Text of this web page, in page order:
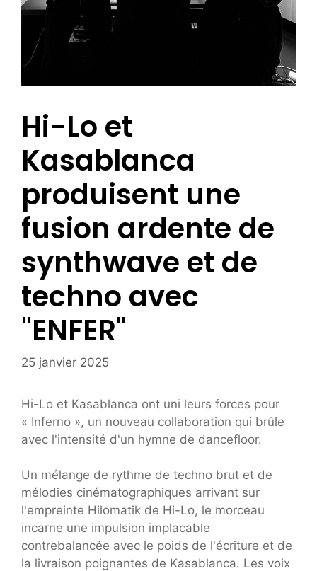
Hi-Lo et
Kasablanca
produisent une
fusion ardente de
synthwave et de
techno avec
"ENFER"
25 janvier 2025
Hi-Lo et Kasablanca ont uni leurs forces pour
« Inferno », un nouveau collaboration qui brûle
avec l'intensité d'un hymne de dancefloor.
Un mélange de rythme de techno brut et de
mélodies cinématographiques arrivant sur
l'empreinte Hilomatik de Hi-Lo, le morceau
incarne une impulsion implacable
contrebalancée avec le poids de l'écriture et de
la livraison poignantes de Kasablanca. Les voix